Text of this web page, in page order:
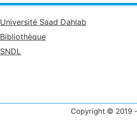
Université Saad Dahlab
Bibliothèque
SNDL
Copyright © 2019